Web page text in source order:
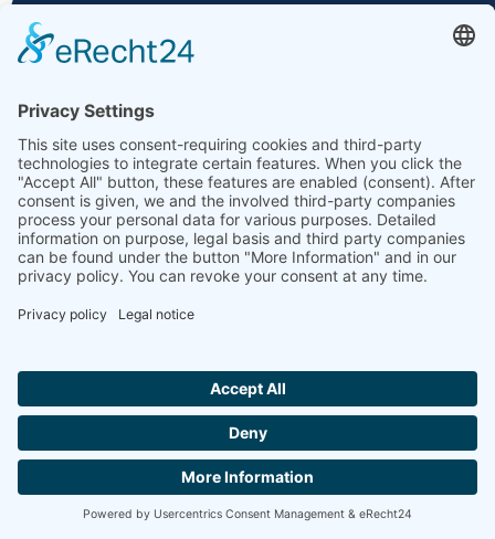
ご質問ですか？お電話
+49 (0) 9287/880 0
月曜日から木曜日は午前8時から午後4時ま
いただけます。
私たちは
あなたの
Hallo ich bin LINAI! Wie kann ich dir
お問い合わせ